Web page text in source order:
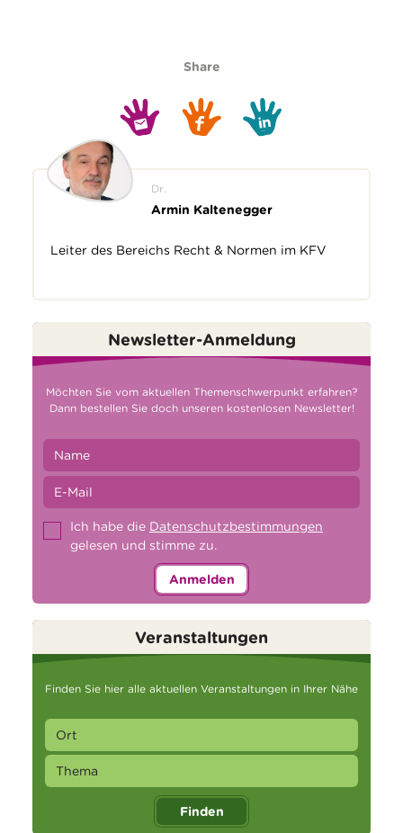
Share
Dr.
Armin Kaltenegger
Leiter des Bereichs Recht & Normen im KFV
Newsletter-Anmeldung
Möchten Sie vom aktuellen Themenschwerpunkt erfahren?
Dann bestellen Sie doch unseren kostenlosen Newsletter!
Ich habe die Datenschutzbestimmungen
gelesen und stimme zu.
Anmelden
Veranstaltungen
Finden Sie hier alle aktuellen Veranstaltungen in Ihrer Nähe
Finden